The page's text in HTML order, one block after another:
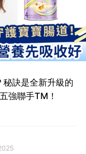
訣是全新升級的
強聯手TM！